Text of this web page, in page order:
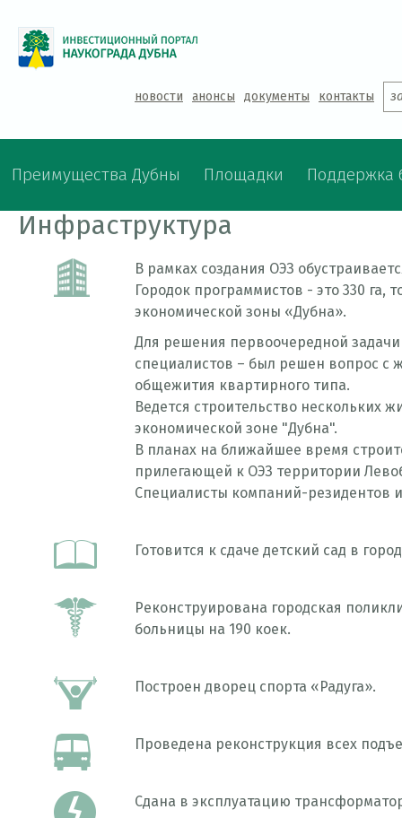
новости анонсы документы контакты
Преимущества Дубны Площадки Поддержка
Инфраструктура
В рамках создания ОЭЗ
Городок программистов - это 330 га,
экономической зоны «Дубна».
Для решения первоочередной
специалистов – был решен вопрос с
общежития квартирного типа.
Ведется строительство нескольких
экономической зоне "Дубна".
В планах на ближайшее время
прилегающей к ОЭЗ территории
Специалисты компаний-резидентов
Готовится к сдаче детский сад в
Реконструирована городская
больницы на 190 коек.
Построен дворец спорта «Радуга».
Проведена реконструкция всех
Сдана в эксплуатацию